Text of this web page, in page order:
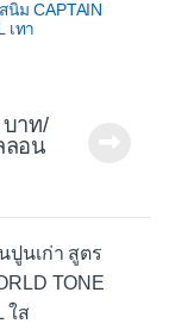
นิม CAPTAIN
เทา
/
ลอน